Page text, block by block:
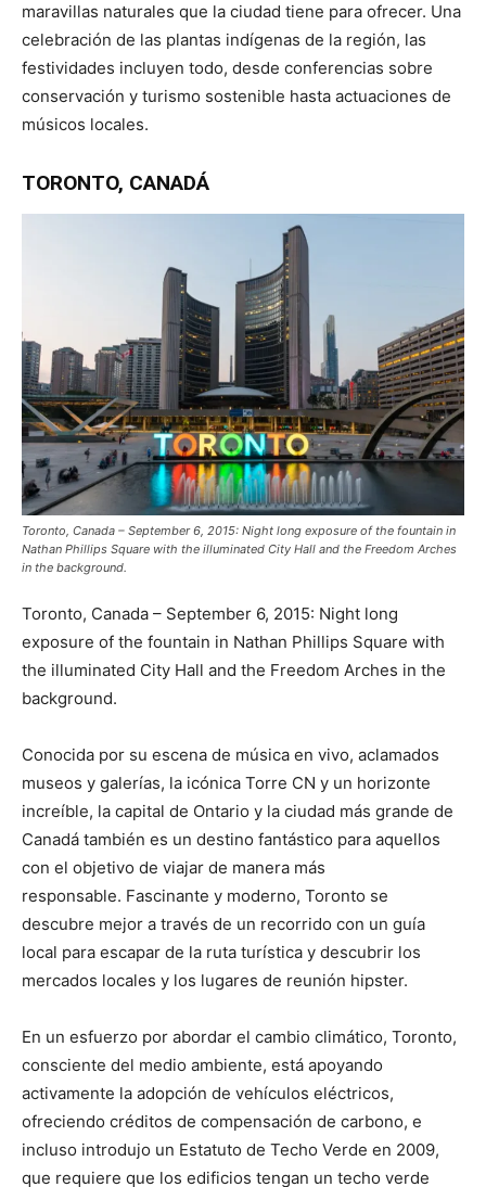
maravillas naturales que la ciudad tiene para ofrecer. Una
celebración de las plantas indígenas de la región, las
festividades incluyen todo, desde conferencias sobre
conservación y turismo sostenible hasta actuaciones de
músicos locales.
TORONTO, CANADÁ
Toronto, Сanada – September 6, 2015: Night long exposure of the fountain in
Nathan Phillips Square with the illuminated City Hall and the Freedom Arches
in the background.
Toronto, Сanada – September 6, 2015: Night long
exposure of the fountain in Nathan Phillips Square with
the illuminated City Hall and the Freedom Arches in the
background.
Conocida por su escena de música en vivo, aclamados
museos y galerías, la icónica Torre CN y un horizonte
increíble, la capital de Ontario y la ciudad más grande de
Canadá también es un destino fantástico para aquellos
con el objetivo de viajar de manera más
responsable. Fascinante y moderno, Toronto se
descubre mejor a través de un recorrido con un guía
local para escapar de la ruta turística y descubrir los
mercados locales y los lugares de reunión hipster.
En un esfuerzo por abordar el cambio climático, Toronto,
consciente del medio ambiente, está apoyando
activamente la adopción de vehículos eléctricos,
ofreciendo créditos de compensación de carbono, e
incluso introdujo un Estatuto de Techo Verde en 2009,
que requiere que los edificios tengan un techo verde